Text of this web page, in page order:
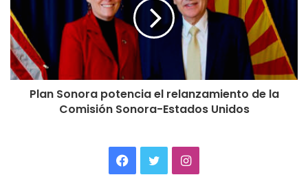
Plan Sonora potencia el relanzamiento de la
Comisión Sonora-Estados Unidos
Facebook
TwitterInstagram